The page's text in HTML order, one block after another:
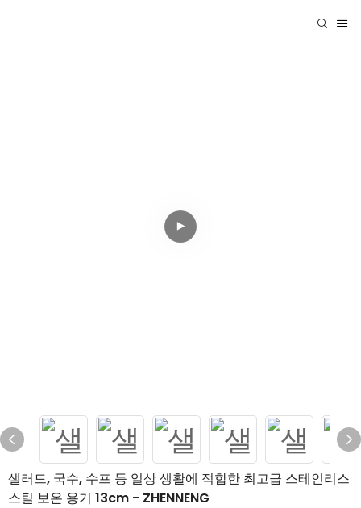
샐러드, 국수, 수프 등 일상 생활에 적합한 최고급 스테인리스
스틸 보온 용기 13cm - ZHENNENG